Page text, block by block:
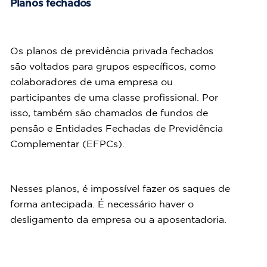
Planos fechados
Os planos de previdência privada fechados
são voltados para grupos específicos, como
colaboradores de uma empresa ou
participantes de uma classe profissional. Por
isso, também são chamados de fundos de
pensão e Entidades Fechadas de Previdência
Complementar (EFPCs).
Nesses planos, é impossível fazer os saques de
forma antecipada. É necessário haver o
desligamento da empresa ou a aposentadoria.